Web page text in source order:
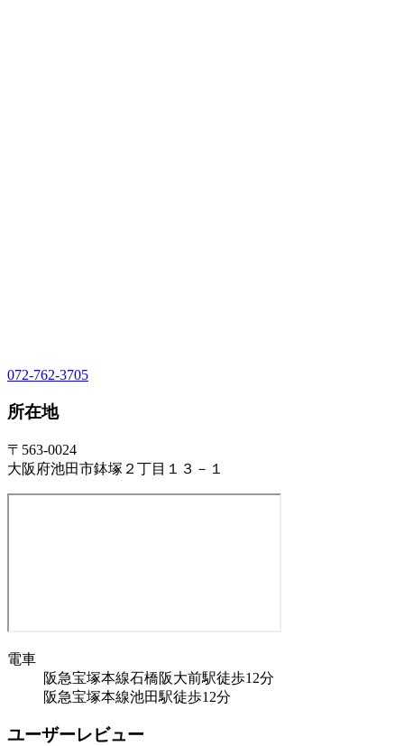
072-762-3705
所在地
〒563-0024
大阪府池田市鉢塚２丁目１３－１
電車
阪急宝塚本線石橋阪大前駅徒歩12分
阪急宝塚本線池田駅徒歩12分
ユーザーレビュー